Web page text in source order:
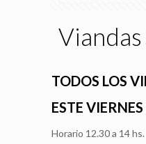
TODOS LOS
ESTE
Horario 12.30 a 14 hs.